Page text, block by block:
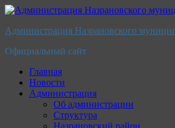
Перейти
содержимому
Администрация Назрановского
Официальный сайт
Главная
Новости
Администрация
Об администрации
Структура
Назрановский район